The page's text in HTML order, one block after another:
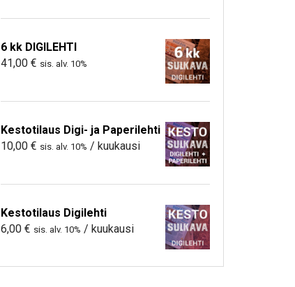
6 kk DIGILEHTI
41,00 € sis. alv. 10%
Kestotilaus Digi- ja Paperilehti
10,00 € sis. alv. 10% / kuukausi
Kestotilaus Digilehti
6,00 € sis. alv. 10% / kuukausi